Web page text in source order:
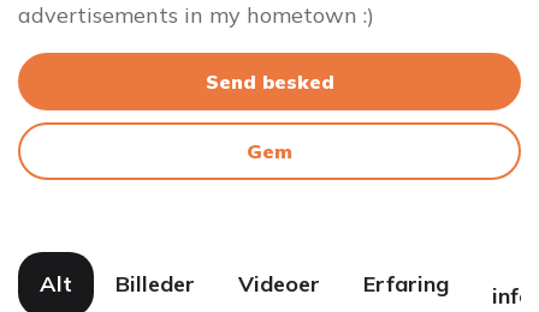
advertisements in my hometown :)
Send besked
Gem
Alt Billeder Videoer Erfaring